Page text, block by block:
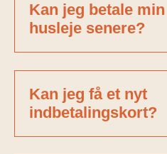
Kan jeg betale min
husleje senere?
Kan jeg få et nyt
indbetalingskort?